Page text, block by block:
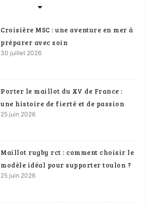
Croisière MSC : une aventure en mer à
préparer avec soin
30 juillet 2026
Porter le maillot du XV de France :
une histoire de fierté et de passion
25 juin 2026
Maillot rugby rct : comment choisir le
modèle idéal pour supporter toulon ?
25 juin 2026